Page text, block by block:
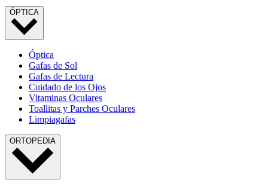
ÓPTICA
Óptica
Gafas de Sol
Gafas de Lectura
Cuidado de los Ojos
Vitaminas Oculares
Toallitas y Parches Oculares
Limpiagafas
ORTOPEDIA